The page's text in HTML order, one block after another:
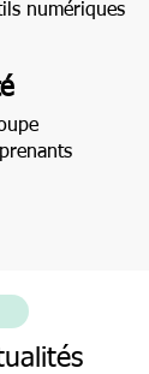
numériques